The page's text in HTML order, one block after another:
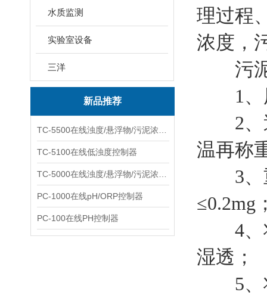
水质监测
实验室设备
三洋
新品推荐
TC-5100在线低浊度控制器
PC-1000在线pH/ORP控制器
PC-100在线PH控制器
理过程
浓度，
污泥
1、用
2、送
温再称
3、重
≤0.2mg
4、将
湿透；
5、将